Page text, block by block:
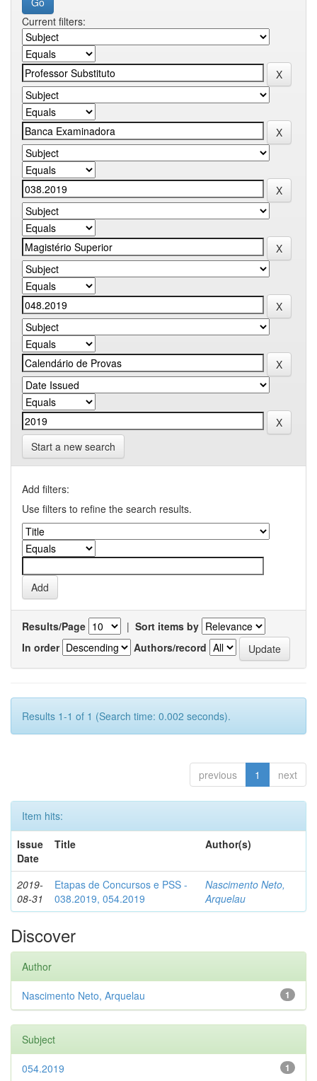
Current filters:
Start a new search
Add filters:
Use filters to refine the search results.
Results/Page | Sort items by
In order
Authors/record
Results 1-1 of 1 (Search time: 0.002 seconds).
previous 1 next
Item hits:
Issue
Date
Title Author(s)
2019-
08-31
Etapas de Concursos e PSS -
038.2019, 054.2019
Nascimento Neto,
Arquelau
Discover
Author
1
Nascimento Neto, Arquelau
Subject
1
054.2019